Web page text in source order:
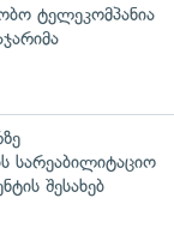
ტელეკომპანია
სარეაბილიტაციო
შესახებ